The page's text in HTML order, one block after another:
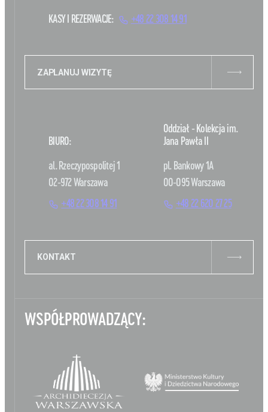
KASY I REZERWACJE: +48 22 308 14 91
ZAPLANUJ WIZYTĘ
BIURO:
al. Rzeczypospolitej 1
02-972 Warszawa
+48 22 308 14 91
Oddział - Kolekcja im.
Jana Pawła II
pl. Bankowy 1A
00-095 Warszawa
+48 22 620 27 25
KONTAKT
WSPÓŁPROWADZĄCY: